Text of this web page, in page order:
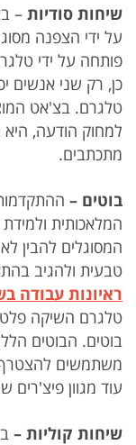
שיחות סודיות –
פותחה על ידי
כן, רק שני אנשים
טלגרם. בצ'אט
למחוק הודעה,
מתכתבים.
בוטים –
המלאכותית
המסוגלים להבין
טבעית ולהגיב
ראיונות עבודה
טלגרם השיקה
בוטים. הבוטים
משתמשים להצטרף
עוד מגוון פיצ'רים
שיחות קוליות –